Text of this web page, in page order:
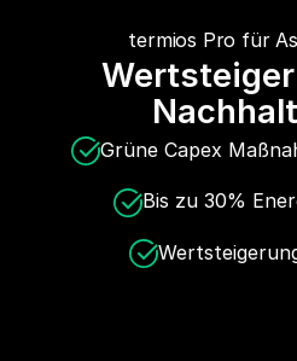
termios Pro für
Grüne Capex
Bis zu 30%